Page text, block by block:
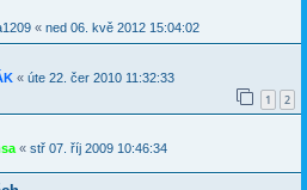
« ned 06. kvě 2012 15:04:02
« úte 22. čer 2010 11:32:33
1 2
« stř 07. říj 2009 10:46:34